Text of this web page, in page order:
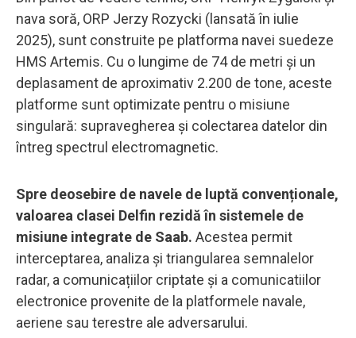
nava soră, ORP Jerzy Rozycki (lansată în iulie
2025), sunt construite pe platforma navei suedeze
HMS Artemis. Cu o lungime de 74 de metri și un
deplasament de aproximativ 2.200 de tone, aceste
platforme sunt optimizate pentru o misiune
singulară: supravegherea și colectarea datelor din
întreg spectrul electromagnetic.
Spre deosebire de navele de luptă convenționale,
valoarea clasei Delfin rezidă în sistemele de
misiune integrate de Saab. Acestea permit
interceptarea, analiza și triangularea semnalelor
radar, a comunicațiilor criptate și a comunicatiilor
electronice provenite de la platformele navale,
aeriene sau terestre ale adversarului.